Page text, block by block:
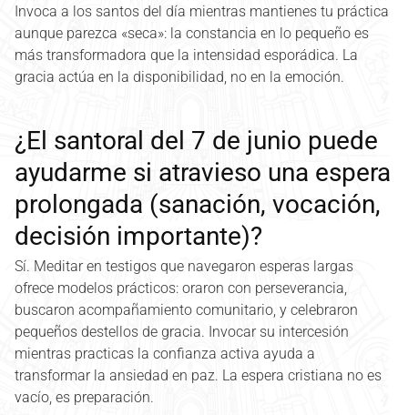
Invoca a los santos del día mientras mantienes tu práctica
aunque parezca «seca»: la constancia en lo pequeño es
más transformadora que la intensidad esporádica. La
gracia actúa en la disponibilidad, no en la emoción.
¿El santoral del 7 de junio puede
ayudarme si atravieso una espera
prolongada (sanación, vocación,
decisión importante)?
Sí. Meditar en testigos que navegaron esperas largas
ofrece modelos prácticos: oraron con perseverancia,
buscaron acompañamiento comunitario, y celebraron
pequeños destellos de gracia. Invocar su intercesión
mientras practicas la confianza activa ayuda a
transformar la ansiedad en paz. La espera cristiana no es
vacío, es preparación.